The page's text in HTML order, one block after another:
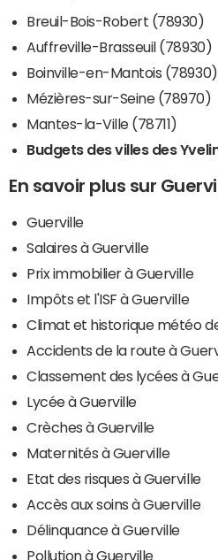
Breuil-Bois-Robert (78930)
Auffreville-Brasseuil (78930)
Boinville-en-Mantois (78930)
Mézières-sur-Seine (78970)
Mantes-la-Ville (78711)
Budgets des villes des
En savoir plus sur
Guerville
Salaires à Guerville
Prix immobilier à Guerville
Impôts et l'ISF à Guerville
Climat et historique météo
Accidents de la route à
Classement des lycées à
Lycée à Guerville
Crèches à Guerville
Maternités à Guerville
Etat des risques à Guerville
Accès aux soins à Guerville
Délinquance à Guerville
Pollution à Guerville